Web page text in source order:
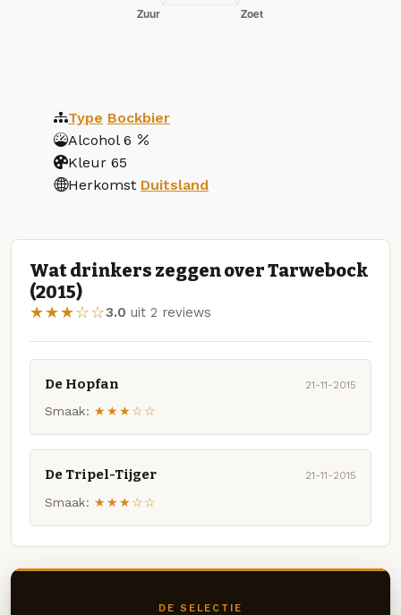
Type Bockbier
Alcohol 6
Kleur 65
Herkomst Duitsland
Wat drinkers zeggen over Tarwebock
(2015)
★★★☆☆3.0 uit 2 reviews
De Hopfan 21-11-2015
Smaak: ★★★☆☆
De Tripel-Tijger 21-11-2015
Smaak: ★★★☆☆
DE SELECTIE